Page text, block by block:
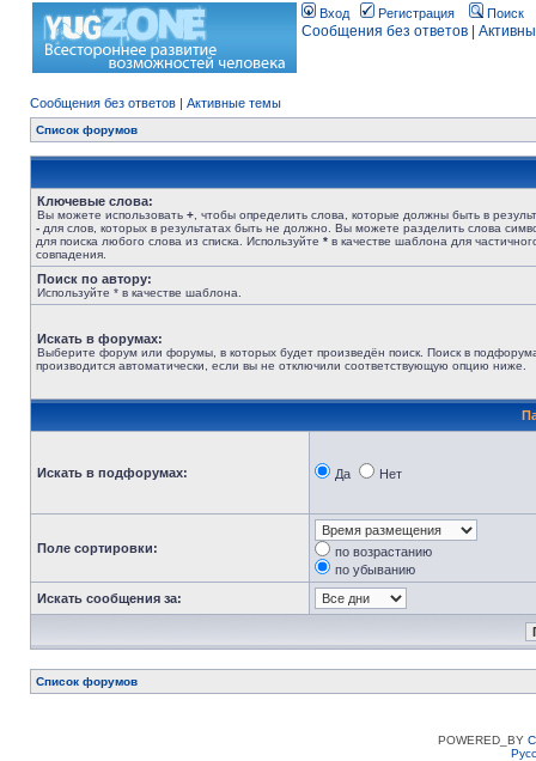
Вход Регистрация Поиск
Сообщения без ответов
Сообщения без ответов | Активные темы
Список форумов
Ключевые слова:
Вы можете использовать + , чтобы определить слова, которые должны быть в
- для слов, которых в результатах быть не должно. Вы можете разделить слова
для поиска любого слова из списка. Используйте * в качестве шаблона для
совпадения.
Поиск по автору:
Используйте * в качестве шаблона.
Искать в форумах:
Выберите форум или форумы, в которых будет произведён поиск. Поиск в
производится автоматически, если вы не отключили соответствующую опцию ниже.
Искать в подфорумах: Да Нет
Поле сортировки:
по возрастанию
по убыванию
Искать сообщения за:
Список форумов
POWERED_BY